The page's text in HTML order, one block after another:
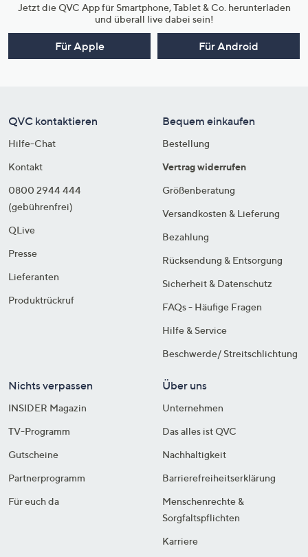
Jetzt die QVC App für Smartphone, Tablet & Co. herunterladen
und überall live dabei sein!
Für Apple Für Android
QVC kontaktieren
Hilfe-Chat
Kontakt
0800 2944 444
(gebührenfrei)
QLive
Presse
Lieferanten
Produktrückruf
Bequem einkaufen
Bestellung
Vertrag widerrufen
Größenberatung
Versandkosten & Lieferung
Bezahlung
Rücksendung & Entsorgung
Sicherheit & Datenschutz
FAQs - Häufige Fragen
Hilfe & Service
Beschwerde/ Streitschlichtung
Nichts verpassen
INSIDER Magazin
TV-Programm
Gutscheine
Partnerprogramm
Für euch da
Über uns
Unternehmen
Das alles ist QVC
Nachhaltigkeit
Barrierefreiheitserklärung
Menschenrechte &
Sorgfaltspflichten
Karriere